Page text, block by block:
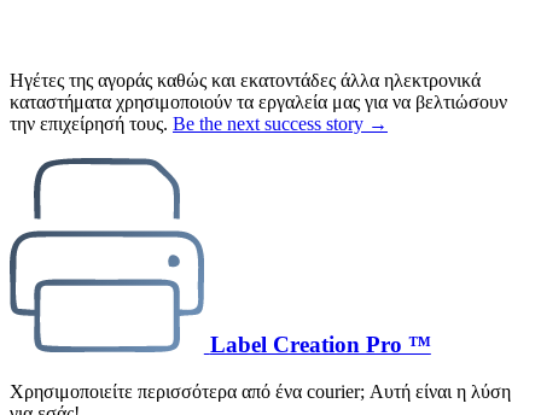
Ηγέτες της αγοράς καθώς και εκατοντάδες άλλα ηλεκτρονικά
καταστήματα χρησιμοποιούν τα εργαλεία μας για να βελτιώσουν
την επιχείρησή τους. Be the next success story →
Label Creation Pro ™
Χρησιμοποιείτε περισσότερα από ένα courier; Αυτή είναι η λύση